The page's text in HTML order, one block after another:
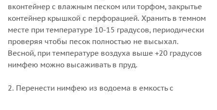
вконтейнер с влажным песком или торфом, закрытье
контейнер крышкой с перфорацией. Хранить в темном
месте при температуре 10-15 градусов, периодически
проверяя чтобы песок полностью не высыхал.
Весной, при температуре воздуха выше +20 градусов
нимфею можно высаживать в пруд.
2. Перенести нимфею из водоема в емкость с